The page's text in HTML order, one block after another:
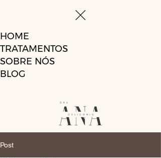
HOME
TRATAMENTOS
SOBRE NÓS
BLOG
Post